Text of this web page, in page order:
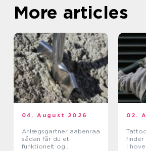
More articles
04. August 2026
Anlægsgartner aabenraa
sådan får du et
funktionelt og
02.
Tattoo
finder
i